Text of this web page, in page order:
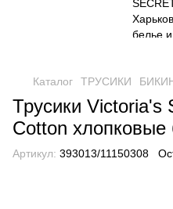
Каталог ТРУСИКИ
Трусики Victoria's
Cotton
Артикул: 393013/11150308